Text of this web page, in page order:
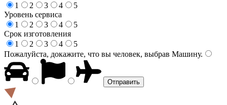
1
2 3 4
5
Уровень сервиса
1
2 3 4
5
Срок изготовления
1
2 3 4
5
Пожалуйста, докажите, что вы человек, выбрав Машину.